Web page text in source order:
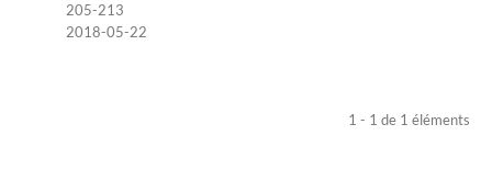
205-213
2018-05-22
1 - 1 de 1 éléments